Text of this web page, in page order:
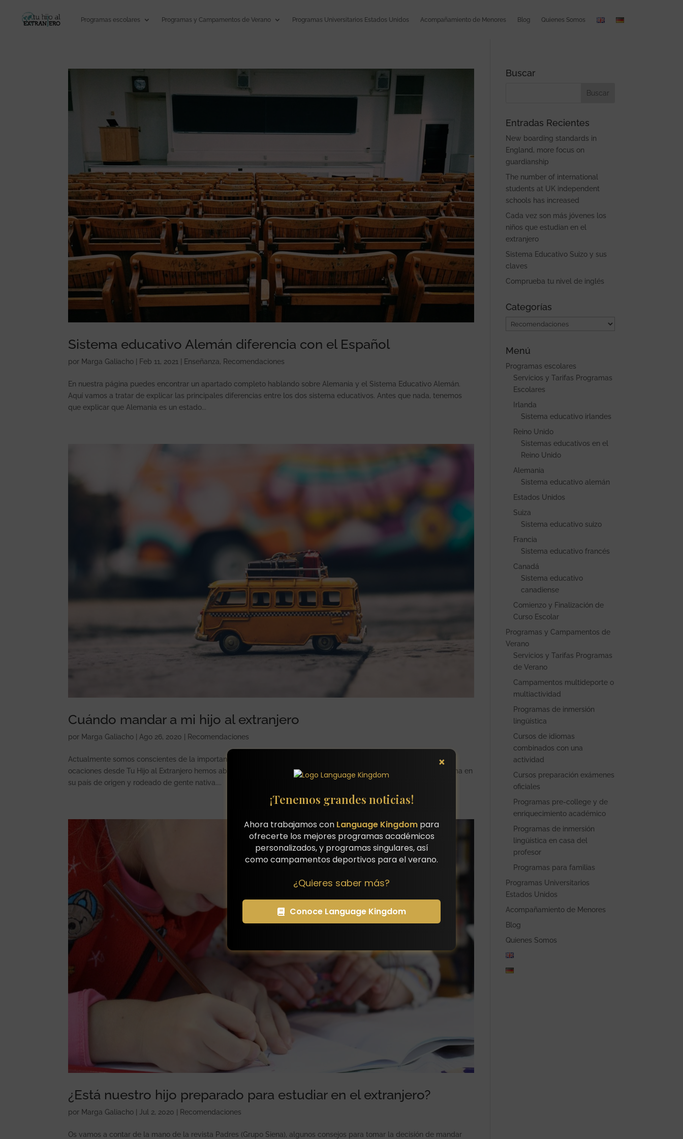
Programas escolares Programas y Campamentos de Verano Programas Universitarios Estados Unidos Acompañamiento de Menores Blog Quienes Somos
Sistema educativo Alemán diferencia con el Español
por Marga Galiacho Feb 11, 2021 Enseñanza, Recomendaciones
En nuestra página puedes encontrar un apartado completo hablando sobre Alemania y el Sistema Educativo Alemán.
Aquí vamos a tratar de explicar las principales diferencias entre los dos sistema educativos. Antes que nada, tenemos
que explicar que Alemania es un estado...
Cuándo mandar a mi hijo al extranjero
por Marga Galiacho Ago 26, 2020 Recomendaciones
Actualmente somos conscientes de la importancia de aprender un segundo idioma desde pequeños y en varias
ocaciones desde Tu Hijo al Extranjero hemos abordado la gran experiencia que supone para el niño estudiar un idioma en
su país de origen y rodeado de gente nativa....
¿Está nuestro hijo preparado para estudiar en el extranjero?
por Marga Galiacho Jul 2, 2020 Recomendaciones
Os vamos a contar de la mano de la revista Padres (Grupo Siena), algunos consejos para tomar la decisión de mandar
Buscar
Entradas Recientes
New boarding standards in
England, more focus on
guardianship
The number of international
students at UK independent
schools has increased
Cada vez son más jóvenes los
niños que estudian en el
extranjero
Sistema Educativo Suizo y sus
claves
Comprueba tu nivel de inglés
Categorías
Categorías
Menú
Programas escolares
Servicios y Tarifas Programas
Escolares
Irlanda
Sistema educativo irlandes
Reino Unido
Sistemas educativos en el
Reino Unido
Alemania
Sistema educativo alemán
Estados Unidos
Suiza
Sistema educativo suizo
Francia
Sistema educativo francés
Canadá
Sistema educativo
canadiense
Comienzo y Finalización de
Curso Escolar
Programas y Campamentos de
Verano
Servicios y Tarifas Programas
de Verano
Campamentos multideporte o
multiactividad
Programas de inmersión
lingüística
Cursos de idiomas
combinados con una
actividad
Cursos preparación exámenes
oficiales
Programas pre-college y de
enriquecimiento académico
Programas de inmersión
lingüística en casa del
profesor
Programas para familias
Programas Universitarios
Estados Unidos
Acompañamiento de Menores
Blog
Quienes Somos
×
¡Tenemos grandes noticias!
Ahora trabajamos con Language Kingdom para
ofrecerte los mejores programas académicos
personalizados, y programas singulares, así
como campamentos deportivos para el verano.
¿Quieres saber más?
Conoce Language Kingdom